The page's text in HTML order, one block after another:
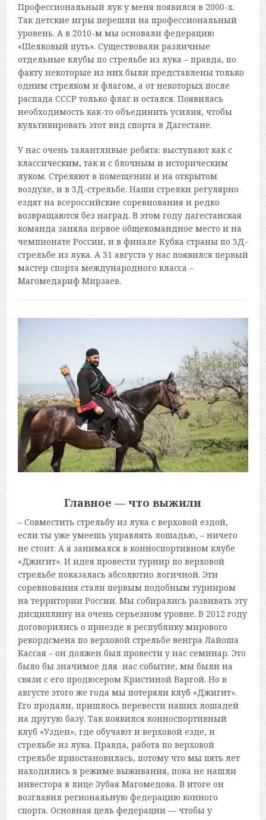
Профессиональный лук у меня появился в 2000-х.
Так детские игры перешли на профессиональный
уровень. А в 2010-м мы основали федерацию
«Шелковый путь». Существовали различные
отдельные клубы по стрельбе из лука – правда, по
факту некоторые из них были представлены только
одним стрелком и флагом, а от некоторых после
распада СССР только флаг и остался. Появилась
необходимость как-то объединить усилия, чтобы
культивировать этот вид спорта в Дагестане.
У нас очень талантливые ребята: выступают как с
классическим, так и с блочным и историческим
луком. Стреляют в помещении и на открытом
воздухе, и в 3Д-стрельбе. Наши стрелки регулярно
ездят на всероссийские соревнования и редко
возвращаются без наград. В этом году дагестанская
команда заняла первое общекомандное место и на
чемпионате России, и в финале Кубка страны по 3Д-
стрельбе из лука. А 31 августа у нас появился первый
мастер спорта международного класса –
Магомедариф Мирзаев.
Главное — что выжили
– Совместить стрельбу из лука с верховой ездой,
если ты уже умеешь управлять лошадью, – ничего
не стоит. А я занимался в конноспортивном клубе
«Джигит». И идея провести турнир по верховой
стрельбе показалась абсолютно логичной. Эти
соревнования стали первым подобным турниром
на территории России. Мы собирались развивать эту
дисциплину на очень серьезном уровне. В 2012 году
договорились о приезде в республику мирового
рекордсмена по верховой стрельбе венгра Лайоша
Кассая – он должен был провести у нас семинар. Это
было бы значимое для нас событие, мы были на
связи с его продюсером Кристиной Варгой. Но в
августе этого же года мы потеряли клуб «Джигит».
Его продали, пришлось перевести наших лошадей
на другую базу. Так появился конноспортивный
клуб «Узден», где обучают и верховой езде, и
стрельбе из лука. Правда, работа по верховой
стрельбе приостановилась, потому что мы пять лет
находились в режиме выживания, пока не нашли
инвестора в лице Зубая Магомедова. В итоге он
возглавил региональную федерацию конного
спорта. Основная цель федерации — чтобы у